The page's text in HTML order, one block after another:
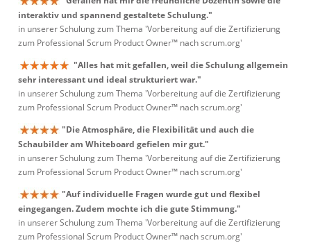
interaktiv und spannend gestaltete Schulung."
in unserer Schulung zum Thema 'Vorbereitung auf die Zertifizierung
zum Professional Scrum Product Owner™ nach scrum.org'
"Alles hat mit gefallen, weil die Schulung allgemein
sehr interessant und ideal strukturiert war."
in unserer Schulung zum Thema 'Vorbereitung auf die Zertifizierung
zum Professional Scrum Product Owner™ nach scrum.org'
"Die Atmosphäre, die Flexibilität und auch die
Schaubilder am Whiteboard gefielen mir gut."
in unserer Schulung zum Thema 'Vorbereitung auf die Zertifizierung
zum Professional Scrum Product Owner™ nach scrum.org'
"Auf individuelle Fragen wurde gut und flexibel
eingegangen. Zudem mochte ich die gute Stimmung."
in unserer Schulung zum Thema 'Vorbereitung auf die Zertifizierung
zum Professional Scrum Product Owner™ nach scrum.org'